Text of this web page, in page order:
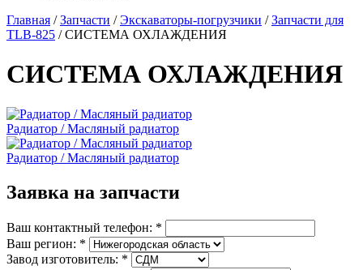
Главная /Запчасти /Экскаваторы-погрузчики /Запчасти для
TLB-825 /СИСТЕМА ОХЛАЖДЕНИЯ
СИСТЕМА ОХЛАЖДЕНИЯ
Радиатор / Масляный радиатор
Радиатор / Масляный радиатор
Заявка на запчасти
Ваш контактный телефон: *
Ваш регион: *
Завод изготовитель: *